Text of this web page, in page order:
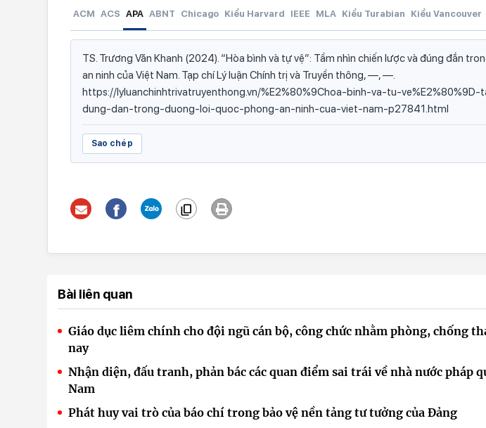
ACM ACS APA ABNT Chicago Kiểu Harvard IEEE MLA Kiểu Turabian Kiểu Vancouver
TS. Trương Văn Khanh (2024). “Hòa bình và tự vệ”: Tầm nhìn chiến lược và đúng đắn
an ninh của Việt Nam. Tạp chí Lý luận Chính trị và Truyền thông, —, —.
https://lyluanchinhtrivatruyenthong.vn/%E2%80%9Choa-binh-va-tu-
dung-dan-trong-duong-loi-quoc-phong-an-ninh-cua-viet-nam-p27841.html
Sao chép
Bài liên quan
Giáo dục liêm chính cho đội ngũ cán bộ, công chức nhằm phòng, chống
nay
Nhận diện, đấu tranh, phản bác các quan điểm sai trái về nhà nước pháp
Nam
Phát huy vai trò của báo chí trong bảo vệ nền tảng tư tưởng của Đảng